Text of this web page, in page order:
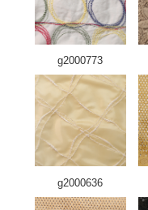
g2000773
g2000636